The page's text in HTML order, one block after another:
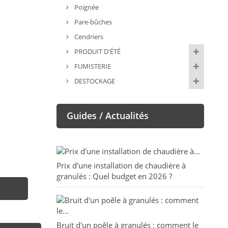
Poignée
Pare-bûches
Cendriers
PRODUIT D'ÉTÉ
FUMISTERIE
DESTOCKAGE
Guides / Actualités
Prix d'une installation de chaudière à
granulés : Quel budget en 2026 ?
Bruit d'un poêle à granulés : comment le